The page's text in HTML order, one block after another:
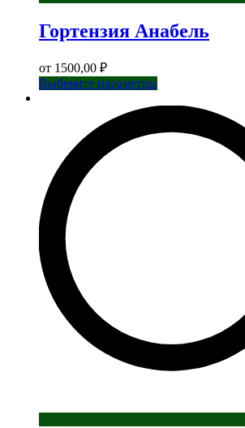
Гортензия Анабель
от 1500,00 ₽
Выберите параметрыЭтот
вариаций.